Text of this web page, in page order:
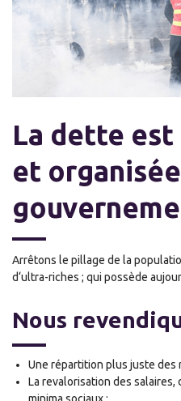
La dette
et
Arrêtons le pillage de la
d‘ultra-riches ; qui possède
Nous
Une répartition plus juste des
La revalorisation des salaires,
minima sociaux ;